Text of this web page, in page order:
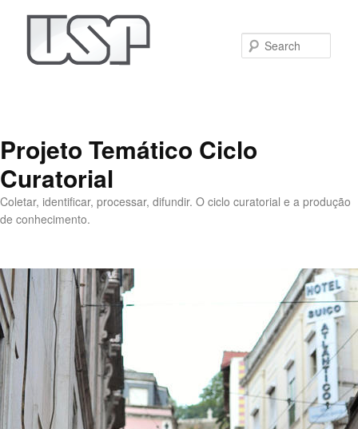
Projeto Temático Ciclo
Curatorial
Coletar, identificar, processar, difundir. O ciclo curatorial e a produção
de conhecimento.